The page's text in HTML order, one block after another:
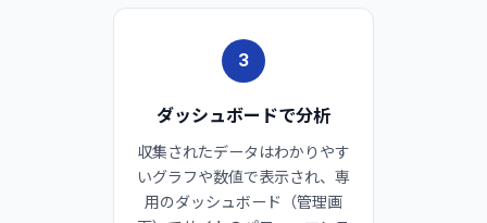
3
ダッシュボードで分析
収集されたデータはわかりやす
いグラフや数値で表示され、専
用のダッシュボード（管理画